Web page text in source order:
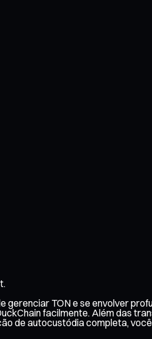
gerenciar TON e se envolver
facilmente. Além das
de autocustódia completa,